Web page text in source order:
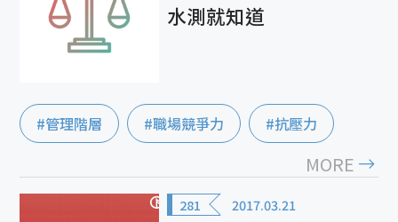
水測就知道
#管理階層 #職場競爭力 #抗壓力
MORE
281 2017.03.21